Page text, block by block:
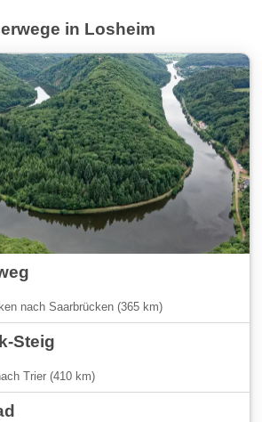
in Losheim
nach Saarbrücken (365 km)
Steig
Trier (410 km)